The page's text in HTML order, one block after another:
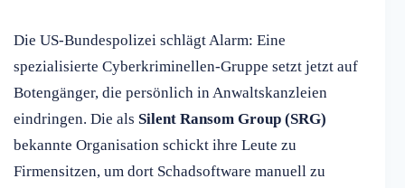
Die US-Bundespolizei schlägt Alarm: Eine
spezialisierte Cyberkriminellen-Gruppe setzt jetzt auf
Botengänger, die persönlich in Anwaltskanzleien
eindringen. Die als Silent Ransom Group (SRG)
bekannte Organisation schickt ihre Leute zu
Firmensitzen, um dort Schadsoftware manuell zu